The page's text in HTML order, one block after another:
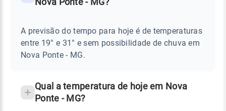
PONTE
Perguntas
sobre
chuva
A previsão do tempo para hoje é de temperaturas
entre 19° e 31° e sem possibilidade de chuva em
Nova Ponte - MG.
Qual a temperatura de hoje em Nova
Ponte - MG?